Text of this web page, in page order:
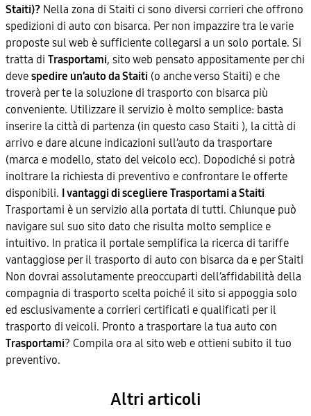
Staiti)? Nella zona di Staiti ci sono diversi corrieri che offrono
spedizioni di auto con bisarca. Per non impazzire tra le varie
proposte sul web è sufficiente collegarsi a un solo portale. Si
tratta di Trasportami, sito web pensato appositamente per chi
deve spedire un’auto da Staiti (o anche verso Staiti) e che
troverà per te la soluzione di trasporto con bisarca più
conveniente. Utilizzare il servizio è molto semplice: basta
inserire la città di partenza (in questo caso Staiti ), la città di
arrivo e dare alcune indicazioni sull’auto da trasportare
(marca e modello, stato del veicolo ecc). Dopodiché si potrà
inoltrare la richiesta di preventivo e confrontare le offerte
disponibili. I vantaggi di scegliere Trasportami a Staiti
Trasportami è un servizio alla portata di tutti. Chiunque può
navigare sul suo sito dato che risulta molto semplice e
intuitivo. In pratica il portale semplifica la ricerca di tariffe
vantaggiose per il trasporto di auto con bisarca da e per Staiti
Non dovrai assolutamente preoccuparti dell’affidabilità della
compagnia di trasporto scelta poiché il sito si appoggia solo
ed esclusivamente a corrieri certificati e qualificati per il
trasporto di veicoli. Pronto a trasportare la tua auto con
Trasportami? Compila ora al sito web e ottieni subito il tuo
preventivo.
Altri articoli